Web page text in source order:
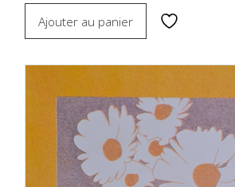
Ajouter au panier